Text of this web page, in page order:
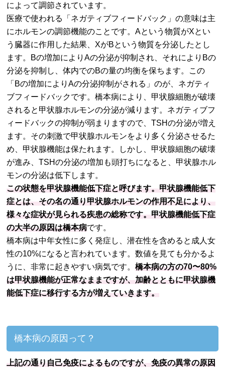
によって調節されています。
医療で使われる「ネガティブフィードバック」の意味は主
にホルモンの調節機能のことです。Aという物質がXとい
う臓器に作用した結果、XがBという物質を分泌したとし
ます。Bの増加によりAの分泌が抑制され、それによりBの
分泌を抑制し、体内でのBの量の均衡を保ちます。この
「Bの増加によりAの分泌抑制がされる」のが、ネガティ
ブフィードバックです。橋本病により、甲状腺細胞が破壊
されると甲状腺ホルモンの分泌が減ります。ネガティブフ
ィードバックの抑制が弱まりますので、TSHの分泌が増え
ます。その刺激で甲状腺ホルモンをより多く分泌させるた
め、甲状腺機能は保たれます。しかし、甲状腺細胞の破壊
が進み、TSHの分泌の増加も頭打ちになると、甲状腺ホル
モンの分泌は低下します。
この状態を甲状腺機能低下症と呼びます。甲状腺機能低下
症とは、その名の通り甲状腺ホルモンの作用不足により、
様々な症状が見られる疾患の総称です。甲状腺機能低下症
の大半の原因は橋本病です。
橋本病は中年女性に多く発症し、潜在性を含めると成人女
性の10%になると言われています。数値を見ても分かるよ
うに、非常に起きやすい病気です。橋本病の方の70〜80%
は甲状腺機能が正常なままですが、加齢とともに甲状腺機
能低下症に移行する方が増えていきます。
橋本病の原因って？
上記の通り自己免疫によるものですが、免疫の異常の原因